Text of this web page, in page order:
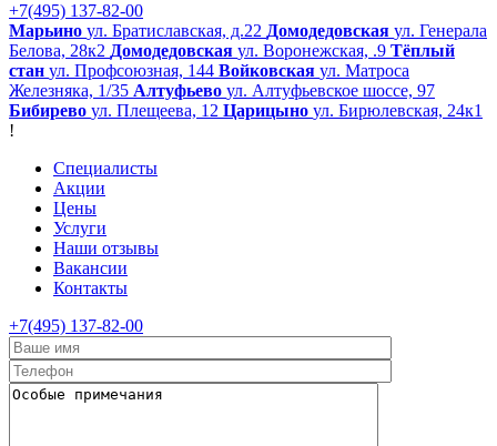
+7(495) 137-82-00
Марьино ул. Братиславская, д.22 Домодедовская ул. Генерала
Белова, 28к2 Домодедовская ул. Воронежская, .9 Тёплый
стан ул. Профсоюзная, 144 Войковская ул. Матроса
Железняка, 1/35 Алтуфьево ул. Алтуфьевское шоссе, 97
Бибирево ул. Плещеева, 12 Царицыно ул. Бирюлевская, 24к1
!
Специалисты
Акции
Цены
Услуги
Наши отзывы
Вакансии
Контакты
+7(495) 137-82-00